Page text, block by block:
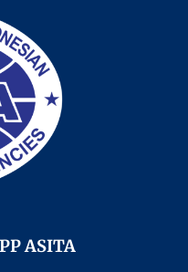
ASITA